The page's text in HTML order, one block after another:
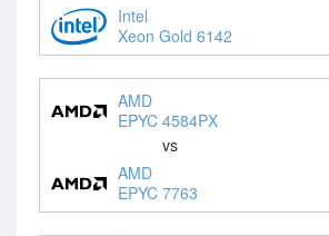
Intel
Xeon Gold 6142
AMD
EPYC 4584PX
vs
AMD
EPYC 7763